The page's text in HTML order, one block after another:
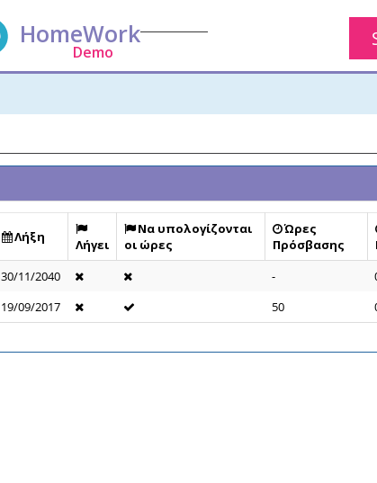
HomeWork
Demo
Λήξη Λήγει
Να υπολογίζονται
οι ώρες
Ώρες
Πρόσβασης
30/11/2040 -
19/09/2017 50